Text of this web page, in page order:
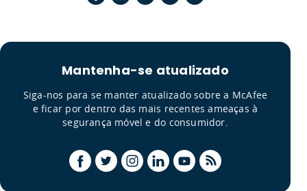
Mantenha-se atualizado
Siga-nos para se manter atualizado sobre a McAfee
e ficar por dentro das mais recentes ameaças à
segurança móvel e do consumidor.